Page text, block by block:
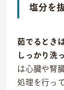
塩分を
茹でるとき
しっかり洗
は心臓や腎
処理を行っ